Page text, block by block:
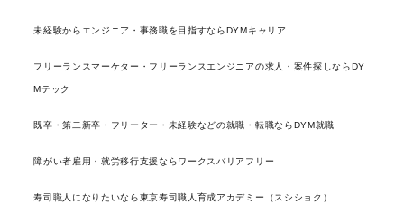
未経験からエンジニア・事務職を目指すならDYMキャリア
フリーランスマーケター・フリーランスエンジニアの求人・案件探しならDY
Mテック
既卒・第二新卒・フリーター・未経験などの就職・転職ならDYM就職
障がい者雇用・就労移行支援ならワークスバリアフリー
寿司職人になりたいなら東京寿司職人育成アカデミー（スシショク）